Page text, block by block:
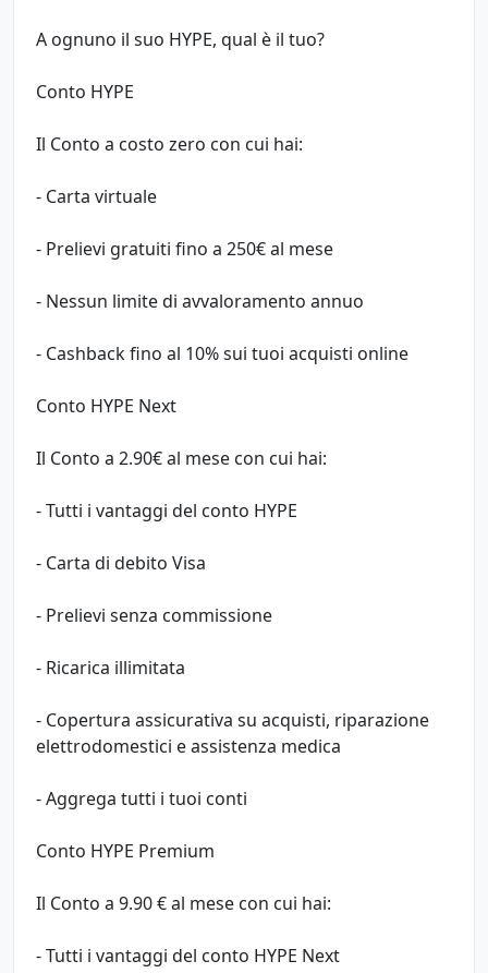
A ognuno il suo HYPE, qual è il tuo?
Conto HYPE
Il Conto a costo zero con cui hai:
- Carta virtuale
- Prelievi gratuiti fino a 250€ al mese
- Nessun limite di avvaloramento annuo
- Cashback fino al 10% sui tuoi acquisti online
Conto HYPE Next
Il Conto a 2.90€ al mese con cui hai:
- Tutti i vantaggi del conto HYPE
- Carta di debito Visa
- Prelievi senza commissione
- Ricarica illimitata
- Copertura assicurativa su acquisti, riparazione
elettrodomestici e assistenza medica
- Aggrega tutti i tuoi conti
Conto HYPE Premium
Il Conto a 9.90 € al mese con cui hai:
- Tutti i vantaggi del conto HYPE Next